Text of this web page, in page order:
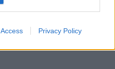
Privacy Policy